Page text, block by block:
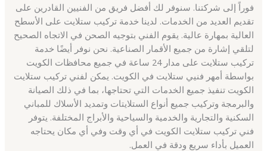
فوراً إلى شركتنا. سنوفر لك أفضل فريق من الفنيين القادرين على
تقديم العديد من الخدمات. لدينا خدمة تركيب ستلايت على الأسطح
العالية بمهارة عالية. يقوم الفني بتوجيه الصحن في الاتجاه الصحيح
لتلقي إشارة من جميع الأقمار الصناعية. نحن نوفر أيضًا خدمة
تركيب ستلايت على مدار 24 ساعة في جميع محافظات الكويت
بواسطة أمهر فنيي ستلايت في الكويت. يمكن لفني تركيب ستلايت
الكويت تنفيذ جميع الخدمات التي تحتاجها، بما في ذلك الصيانة
والبرمجة وتركيب جميع أنواع الستلايتات وتمديد الأسلاك للمباني
السكنية والتجارية والخدمية والسياحية والأبراج المختلفة. يتوفر
فني تركيب ستلايت الكويت في أي وقت وفي أي مكان يحتاجه
العميل بأداء سريع ودقة في العمل.